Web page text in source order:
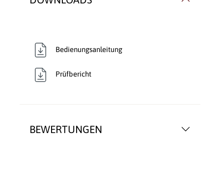
BEWERTUNGEN
Bedienungsanleitung
Prüfbericht